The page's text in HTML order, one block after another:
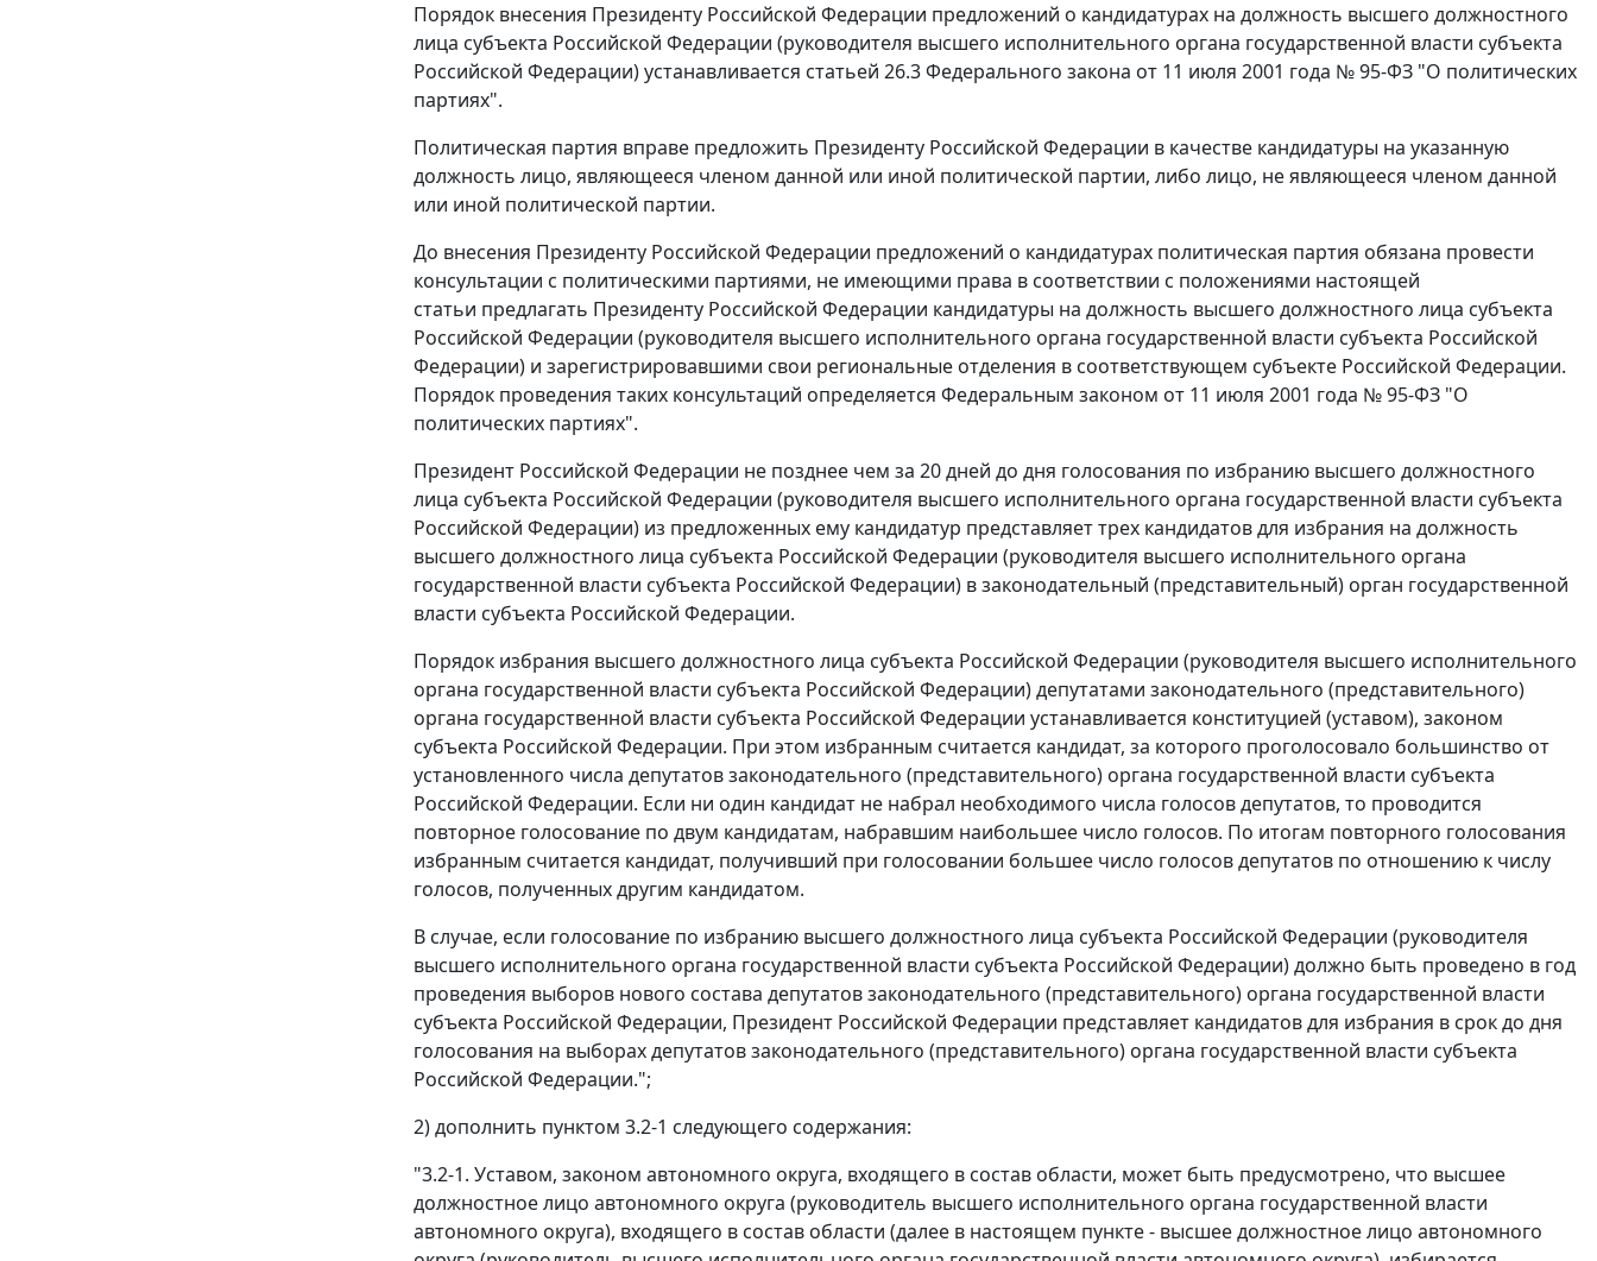
Порядок внесения Президенту Российской Федерации предложений о кандидатурах на должность высшего должностного
лица субъекта Российской Федерации (руководителя высшего исполнительного органа государственной власти субъекта
Российской Федерации) устанавливается статьей 26.3 Федерального закона от 11 июля 2001 года № 95-ФЗ "О политических
партиях".
Политическая партия вправе предложить Президенту Российской Федерации в качестве кандидатуры на указанную
должность лицо, являющееся членом данной или иной политической партии, либо лицо, не являющееся членом данной
или иной политической партии.
До внесения Президенту Российской Федерации предложений о кандидатурах политическая партия обязана провести
консультации с политическими партиями, не имеющими права в соответствии с положениями настоящей
статьи предлагать Президенту Российской Федерации кандидатуры на должность высшего должностного лица субъекта
Российской Федерации (руководителя высшего исполнительного органа государственной власти субъекта Российской
Федерации) и зарегистрировавшими свои региональные отделения в соответствующем субъекте Российской Федерации.
Порядок проведения таких консультаций определяется Федеральным законом от 11 июля 2001 года № 95-ФЗ "О
политических партиях".
Президент Российской Федерации не позднее чем за 20 дней до дня голосования по избранию высшего должностного
лица субъекта Российской Федерации (руководителя высшего исполнительного органа государственной власти субъекта
Российской Федерации) из предложенных ему кандидатур представляет трех кандидатов для избрания на должность
высшего должностного лица субъекта Российской Федерации (руководителя высшего исполнительного органа
государственной власти субъекта Российской Федерации) в законодательный (представительный) орган государственной
власти субъекта Российской Федерации.
Порядок избрания высшего должностного лица субъекта Российской Федерации (руководителя высшего исполнительного
органа государственной власти субъекта Российской Федерации) депутатами законодательного (представительного)
органа государственной власти субъекта Российской Федерации устанавливается конституцией (уставом), законом
субъекта Российской Федерации. При этом избранным считается кандидат, за которого проголосовало большинство от
установленного числа депутатов законодательного (представительного) органа государственной власти субъекта
Российской Федерации. Если ни один кандидат не набрал необходимого числа голосов депутатов, то проводится
повторное голосование по двум кандидатам, набравшим наибольшее число голосов. По итогам повторного голосования
избранным считается кандидат, получивший при голосовании большее число голосов депутатов по отношению к числу
голосов, полученных другим кандидатом.
В случае, если голосование по избранию высшего должностного лица субъекта Российской Федерации (руководителя
высшего исполнительного органа государственной власти субъекта Российской Федерации) должно быть проведено в год
проведения выборов нового состава депутатов законодательного (представительного) органа государственной власти
субъекта Российской Федерации, Президент Российской Федерации представляет кандидатов для избрания в срок до дня
голосования на выборах депутатов законодательного (представительного) органа государственной власти субъекта
Российской Федерации.";
2) дополнить пунктом 3.2-1 следующего содержания:
"3.2-1. Уставом, законом автономного округа, входящего в состав области, может быть предусмотрено, что высшее
должностное лицо автономного округа (руководитель высшего исполнительного органа государственной власти
автономного округа), входящего в состав области (далее в настоящем пункте - высшее должностное лицо автономного